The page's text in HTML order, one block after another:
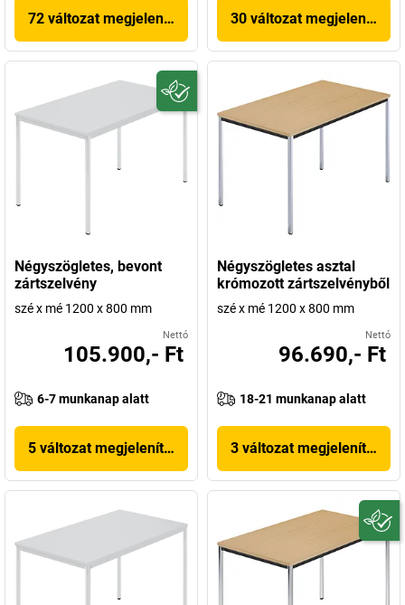
72 változat megjelenítése 30 változat megjelenítése
Négyszögletes, bevont
zártszelvény
szé x mé 1200 x 800 mm
Nettó
105.900,- Ft
6-7 munkanap alatt
5 változat megjelenítése
Négyszögletes asztal
krómozott zártszelvényből
szé x mé 1200 x 800 mm
Nettó
96.690,- Ft
18-21 munkanap alatt
3 változat megjelenítése